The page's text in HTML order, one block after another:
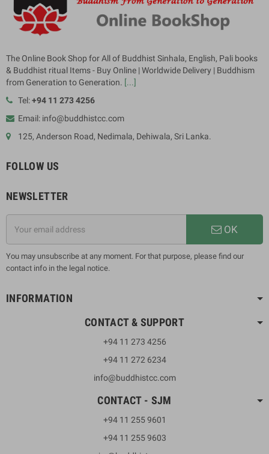
The Online Book Shop for All of Buddhist Sinhala, English, Pali books
& Buddhist ritual Items - Buy Online | Worldwide Delivery | Buddhism
from Generation to Generation. [...]
Tel:+94 11 273 4256
Email: info@buddhistcc.com
125, Anderson Road, Nedimala, Dehiwala, Sri Lanka.
FOLLOW US
NEWSLETTER
OK
You may unsubscribe at any moment. For that purpose, please find our
contact info in the legal notice.
INFORMATION
CONTACT & SUPPORT
+94 11 273 4256
+94 11 272 6234
info@buddhistcc.com
CONTACT - SJM
+94 11 255 9601
+94 11 255 9603